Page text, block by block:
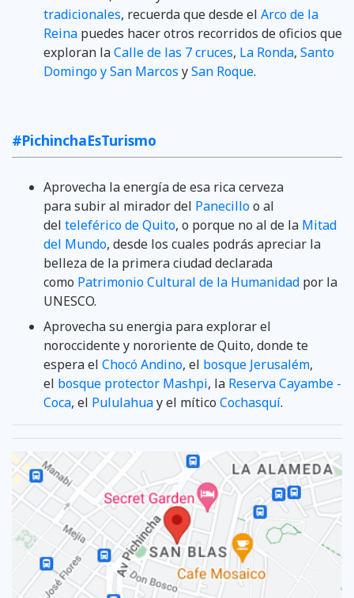
tradicionales, recuerda que desde el Arco de la
Reina puedes hacer otros recorridos de oficios que
exploran laCalle de las 7 cruces, La Ronda, Santo
Domingo y San Marcos ySan Roque.
#PichinchaEsTurismo
Aprovecha la energía de esa rica cerveza
para subir al mirador del Panecilloo al
del teleférico de Quito, o porque no al de la Mitad
del Mundo, desde los cuales podrás apreciar la
belleza de la primera ciudad declarada
como Patrimonio Cultural de la Humanidad por la
UNESCO.
Aprovecha su energia para explorar el
noroccidente y nororiente de Quito, donde te
espera el Chocó Andino, el bosque Jerusalém,
el bosque protector Mashpi, la Reserva Cayambe -
Coca, el Pululahuay el mítico Cochasquí.